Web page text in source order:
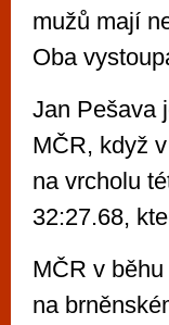
mužů mají
Oba
Jan Pešava
MČR, když
na vrcholu
32:27.68,
MČR v
na